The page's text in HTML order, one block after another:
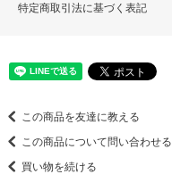
特定商取引法に基づく表記
この商品を友達に教える
この商品について問い合わせる
買い物を続ける